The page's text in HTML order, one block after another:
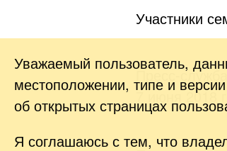
Участники
Пресс-
7 июня 2018
Уважаемый пользователь,
местоположении, типе и
об открытых страницах
Я соглашаюсь с тем, что